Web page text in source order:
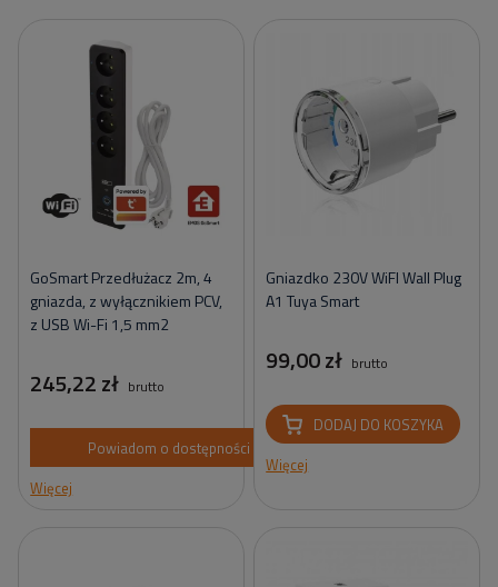
GoSmart Przedłużacz 2m, 4
gniazda, z wyłącznikiem PCV,
z USB Wi-Fi 1,5 mm2
245,22 zł brutto
Powiadom o dostępności
Więcej
Gniazdko 230V WiFI Wall Plug
A1 Tuya Smart
99,00 zł brutto
DODAJ DO KOSZYKA
Więcej